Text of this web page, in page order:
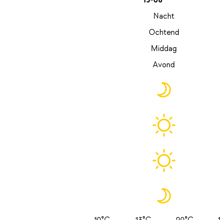
Nacht
Ochtend
Middag
Avond